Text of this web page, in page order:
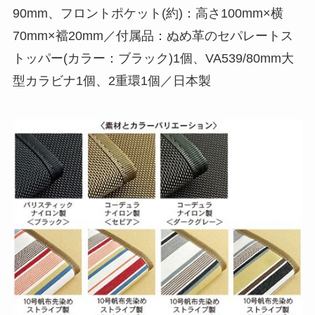
90mm、フロントポケット(約)：高さ100mm×横
70mm×襠20mm／付属品：ぬめ革のセパレートス
トッパー(カラー：ブラック)1個、VA539/80mm大
型カラビナ1個、2重環1個／日本製